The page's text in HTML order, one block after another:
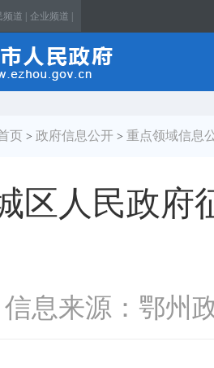
频道 | 企业频道 |
页 > 政府信息公开 > 重点领域信息
区人民政府
信息来源：鄂州